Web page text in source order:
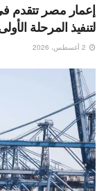
إعمار مصر تتقدم
لتنفيذ المرحلة